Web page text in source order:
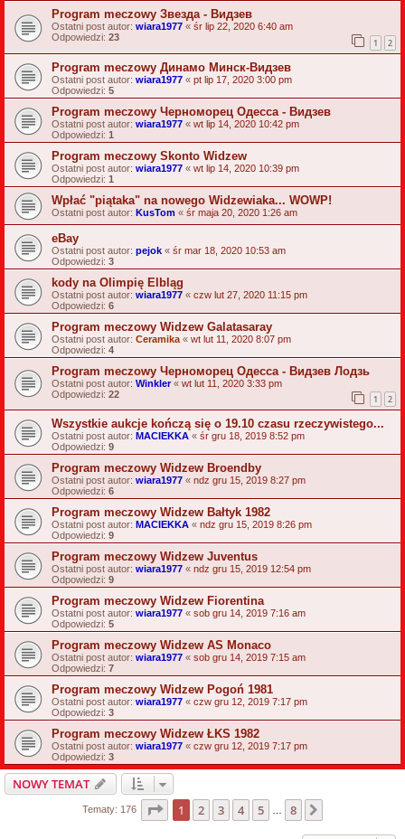
Program meczowy Звезда - Видзев
Ostatni post autor: wiara1977 « śr lip 22, 2020 6:40 am
Odpowiedzi: 23 1 2
Program meczowy Динамо Минск-Видзев
Ostatni post autor: wiara1977 « pt lip 17, 2020 3:00 pm
Odpowiedzi: 5
Program meczowy Черноморец Одесса - Видзев
Ostatni post autor: wiara1977 « wt lip 14, 2020 10:42 pm
Odpowiedzi: 1
Program meczowy Skonto Widzew
Ostatni post autor: wiara1977 « wt lip 14, 2020 10:39 pm
Odpowiedzi: 1
Wpłać "piątaka" na nowego Widzewiaka... WOWP!
Ostatni post autor: KusTom « śr maja 20, 2020 1:26 am
eBay
Ostatni post autor: pejok « śr mar 18, 2020 10:53 am
Odpowiedzi: 3
kody na Olimpię Elbląg
Ostatni post autor: wiara1977 « czw lut 27, 2020 11:15 pm
Odpowiedzi: 6
Program meczowy Widzew Galatasaray
Ostatni post autor: Ceramika « wt lut 11, 2020 8:07 pm
Odpowiedzi: 4
Program meczowy Черноморец Одесса - Видзев Лодзь
Ostatni post autor: Winkler« wt lut 11, 2020 3:33 pm
Odpowiedzi: 22 1 2
Wszystkie aukcje kończą się o 19.10 czasu rzeczywistego...
Ostatni post autor: MACIEKKA « śr gru 18, 2019 8:52 pm
Odpowiedzi: 9
Program meczowy Widzew Broendby
Ostatni post autor: wiara1977 « ndz gru 15, 2019 8:27 pm
Odpowiedzi: 6
Program meczowy Widzew Bałtyk 1982
Ostatni post autor: MACIEKKA « ndz gru 15, 2019 8:26 pm
Odpowiedzi: 9
Program meczowy Widzew Juventus
Ostatni post autor: wiara1977 « ndz gru 15, 2019 12:54 pm
Odpowiedzi: 9
Program meczowy Widzew Fiorentina
Ostatni post autor: wiara1977 « sob gru 14, 2019 7:16 am
Odpowiedzi: 5
Program meczowy Widzew AS Monaco
Ostatni post autor: wiara1977 « sob gru 14, 2019 7:15 am
Odpowiedzi: 7
Program meczowy Widzew Pogoń 1981
Ostatni post autor: wiara1977 « czw gru 12, 2019 7:17 pm
Odpowiedzi: 3
Program meczowy Widzew ŁKS 1982
Ostatni post autor: wiara1977 « czw gru 12, 2019 7:17 pm
Odpowiedzi: 3
NOWY TEMAT
Tematy: 176 Strona z8
1 2 3 4 5 … 8